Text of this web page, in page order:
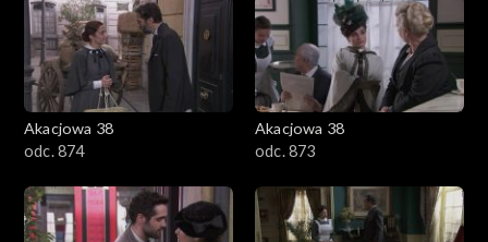
Akacjowa 38
odc. 874
Akacjowa 38
odc. 873